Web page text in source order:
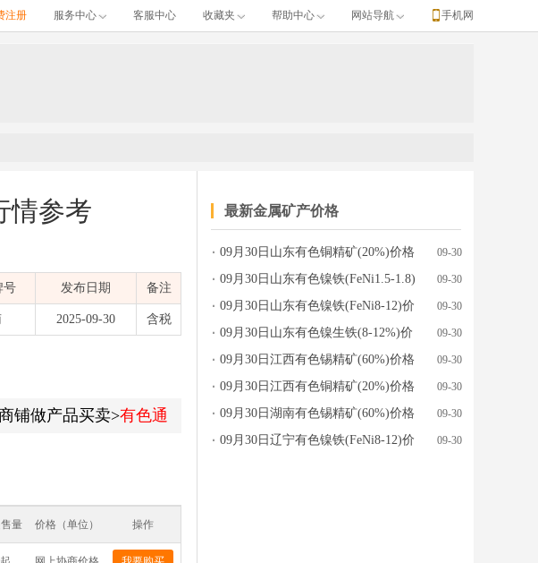
注册 服务中心 客服中心 收藏夹 帮助中心 网站导航 手机网
情参考
号 发布日期 备注
2025-09-30 含税
商铺做产品买卖>有色通
量 价格（单位） 操作
最新金属矿产价格
09月30日山东有色铜精矿(20%)价格
行情参考
09-30
09月30日山东有色镍铁(FeNi1.5-1.8)
价格行情参考
09-30
09月30日山东有色镍铁(FeNi8-12)价
格行情参考
09-30
09月30日山东有色镍生铁(8-12%)价
格行情参考
09-30
09月30日江西有色锡精矿(60%)价格
行情参考
09-30
09月30日江西有色铜精矿(20%)价格
行情参考
09-30
09月30日湖南有色锡精矿(60%)价格
行情参考
09-30
09月30日辽宁有色镍铁(FeNi8-12)价
09-30